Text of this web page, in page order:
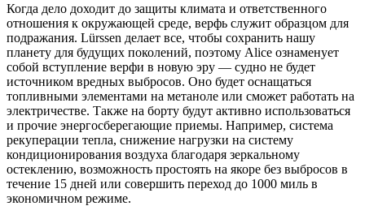
Когда дело доходит до защиты климата и ответственного
отношения к окружающей среде, верфь служит образцом для
подражания. Lürssen делает все, чтобы сохранить нашу
планету для будущих поколений, поэтому Alice ознаменует
собой вступление верфи в новую эру — судно не будет
источником вредных выбросов. Оно будет оснащаться
топливными элементами на метаноле или сможет работать на
электричестве. Также на борту будут активно использоваться
и прочие энергосберегающие приемы. Например, система
рекуперации тепла, снижение нагрузки на систему
кондиционирования воздуха благодаря зеркальному
остеклению, возможность простоять на якоре без выбросов в
течение 15 дней или совершить переход до 1000 миль в
экономичном режиме.